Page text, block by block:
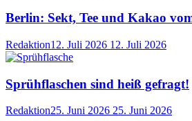
Berlin: Sekt, Tee und Kakao
Redaktion12. Juli 2026 12. Juli 2026
Sprühflaschen sind heiß gefragt!
Redaktion25. Juni 2026 25. Juni 2026